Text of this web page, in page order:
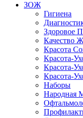
ЗОЖ
Гигиена
Здоровое
Качество
Красота
Красота-
Красота-
Красота-
Наборы
Народная